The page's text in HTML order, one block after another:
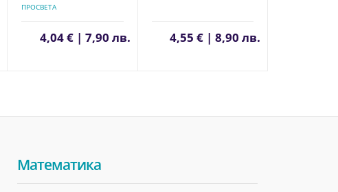
ПРОСВЕТА
4,04 € | 7,90 лв. 4,55 € | 8,90 лв.
Математика